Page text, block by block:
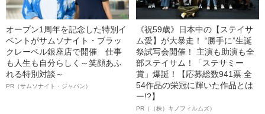
オープン1周年を記念した特別イ
ベントがサムソナイト・ブラッ
クレーベル銀座店で開催 仕事
も人生も自分らしく～笑顔あふ
れる特別対談～
PR（サムソナイト・ジャパン）
《祝59歳》日本中の【ステイサ
ム愛】が大暴走！ “勝手に”生誕
祭試写会開催！ 主演も助演も全
部ステイサム！「ステサミー
賞」爆誕！【応募総数941票 全
54作品の栄冠に輝いた作品とは
ー!?】
PR（（株）キノフィルムズ）